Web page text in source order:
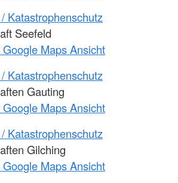
Katastrophenschutz
Seefeld
Maps Ansicht
Katastrophenschutz
Gauting
Maps Ansicht
Katastrophenschutz
Gilching
Maps Ansicht